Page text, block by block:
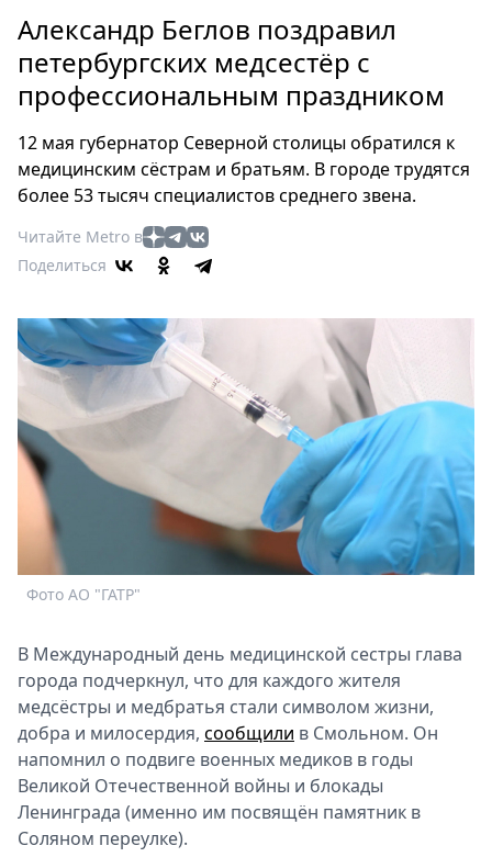
Россия
Мир
Здоровье
Туризм
Мода
Кино
Афиша
Выставки
Пресс-
релизы
О
Стримы
Спецпроекты
Звезды
2026
Metro
Александр Беглов поздравил
петербургских медсестёр с
профессиональным праздником
12 мая губернатор Северной столицы обратился к
медицинским сёстрам и братьям. В городе трудятся
более 53 тысяч специалистов среднего звена.
Читайте Metro в
Поделиться
Фото АО "ГАТР"
В Международный день медицинской сестры глава
города подчеркнул, что для каждого жителя
медсёстры и медбратья стали символом жизни,
добра и милосердия, сообщили в Смольном. Он
напомнил о подвиге военных медиков в годы
Великой Отечественной войны и блокады
Ленинграда (именно им посвящён памятник в
Соляном переулке).